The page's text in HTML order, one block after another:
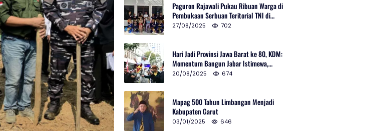
Paguron Rajawali Pukau Ribuan Warga di
Pembukaan Serbuan Teritorial TNI di
Cibatu
27/08/2025 702
Hari Jadi Provinsi Jawa Barat ke 80, KDM:
Momentum Bangun Jabar Istimewa,
Lembur di Urus Kota Ditata
20/08/2025 674
Mapag 500 Tahun Limbangan Menjadi
Kabupaten Garut
03/01/2025 646